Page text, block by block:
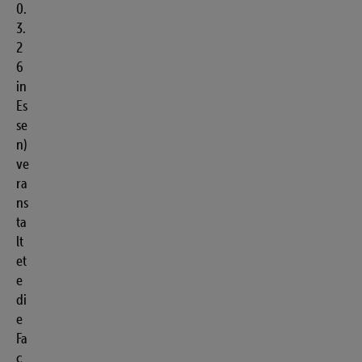
0.
3.
2
6
in
Es
se
n)
ve
ra
ns
ta
lt
et
e
di
e
Fa
c